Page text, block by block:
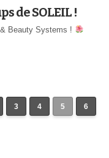
de SOLEIL !
Beauty Systems !
3 4 5 6